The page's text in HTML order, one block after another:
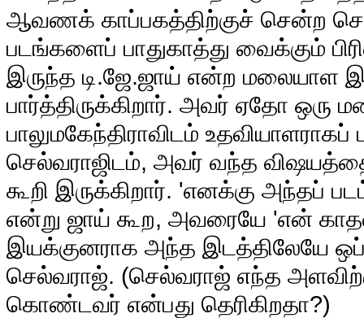
ஆவணக் காப்பகத்திற்குச் சென்ற
படங்களைப் பாதுகாத்து வைக்கும்
இருந்த டி.ஜே.ஜாய் என்ற மலையாள
பார்த்திருக்கிறார். அவர் ஏதோ ஒரு
பாலுமகேந்திராவிடம் உதவியாளராகப்
செல்வராஜிடம், அவர் வந்த
கூறி இருக்கிறார். 'எனக்கு அந்தப்
என்று ஜாய் கூற, அவரையே 'என்
இயக்குனராக அந்த இடத்திலேயே
செல்வராஜ். (செல்வராஜ் எந்த
கொண்டவர் என்பது தெரிகிறதா?)